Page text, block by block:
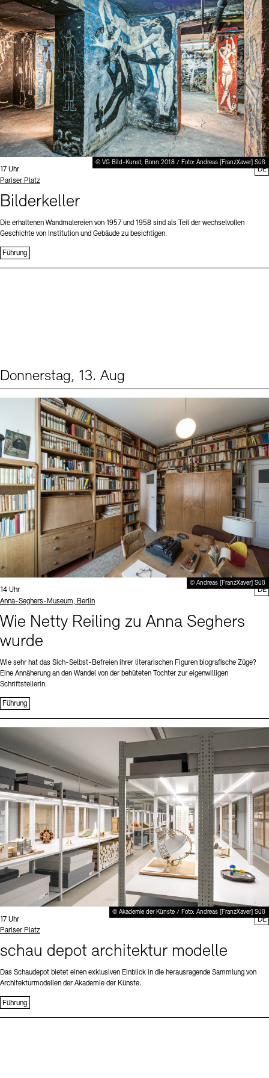
Stellenangebote Newsletter Presse
Nachhaltigkeit Kontakt
Digitale Sammlungen Exil-Archive
© VG Bild-Kunst, Bonn 2018 / Foto: Andreas [FranzXaver] Süß
Uhrzeit:
17 Uhr
Standort
Pariser Platz
Bilderkeller
Die erhaltenen Wandmalereien von 1957 und 1958 sind als Teil der wechselvollen
Geschichte von Institution und Gebäude zu besichtigen.
Führung
DE
Donnerstag, 13. Aug
© Andreas [FranzXaver] Süß
Uhrzeit:
14 Uhr
Standort
Anna-Seghers-Museum, Berlin
Wie Netty Reiling zu Anna Seghers
wurde
Wie sehr hat das Sich-Selbst-Befreien ihrer literarischen Figuren biografische Züge?
Eine Annäherung an den Wandel von der behüteten Tochter zur eigenwilligen
Schriftstellerin.
Führung
DE
© Akademie der Künste / Foto: Andreas [FranzXaver] Süß
Uhrzeit:
17 Uhr
Standort
Pariser Platz
schau depot architektur modelle
Das Schaudepot bietet einen exklusiven Einblick in die herausragende Sammlung von
Architekturmodellen der Akademie der Künste.
Führung
DE